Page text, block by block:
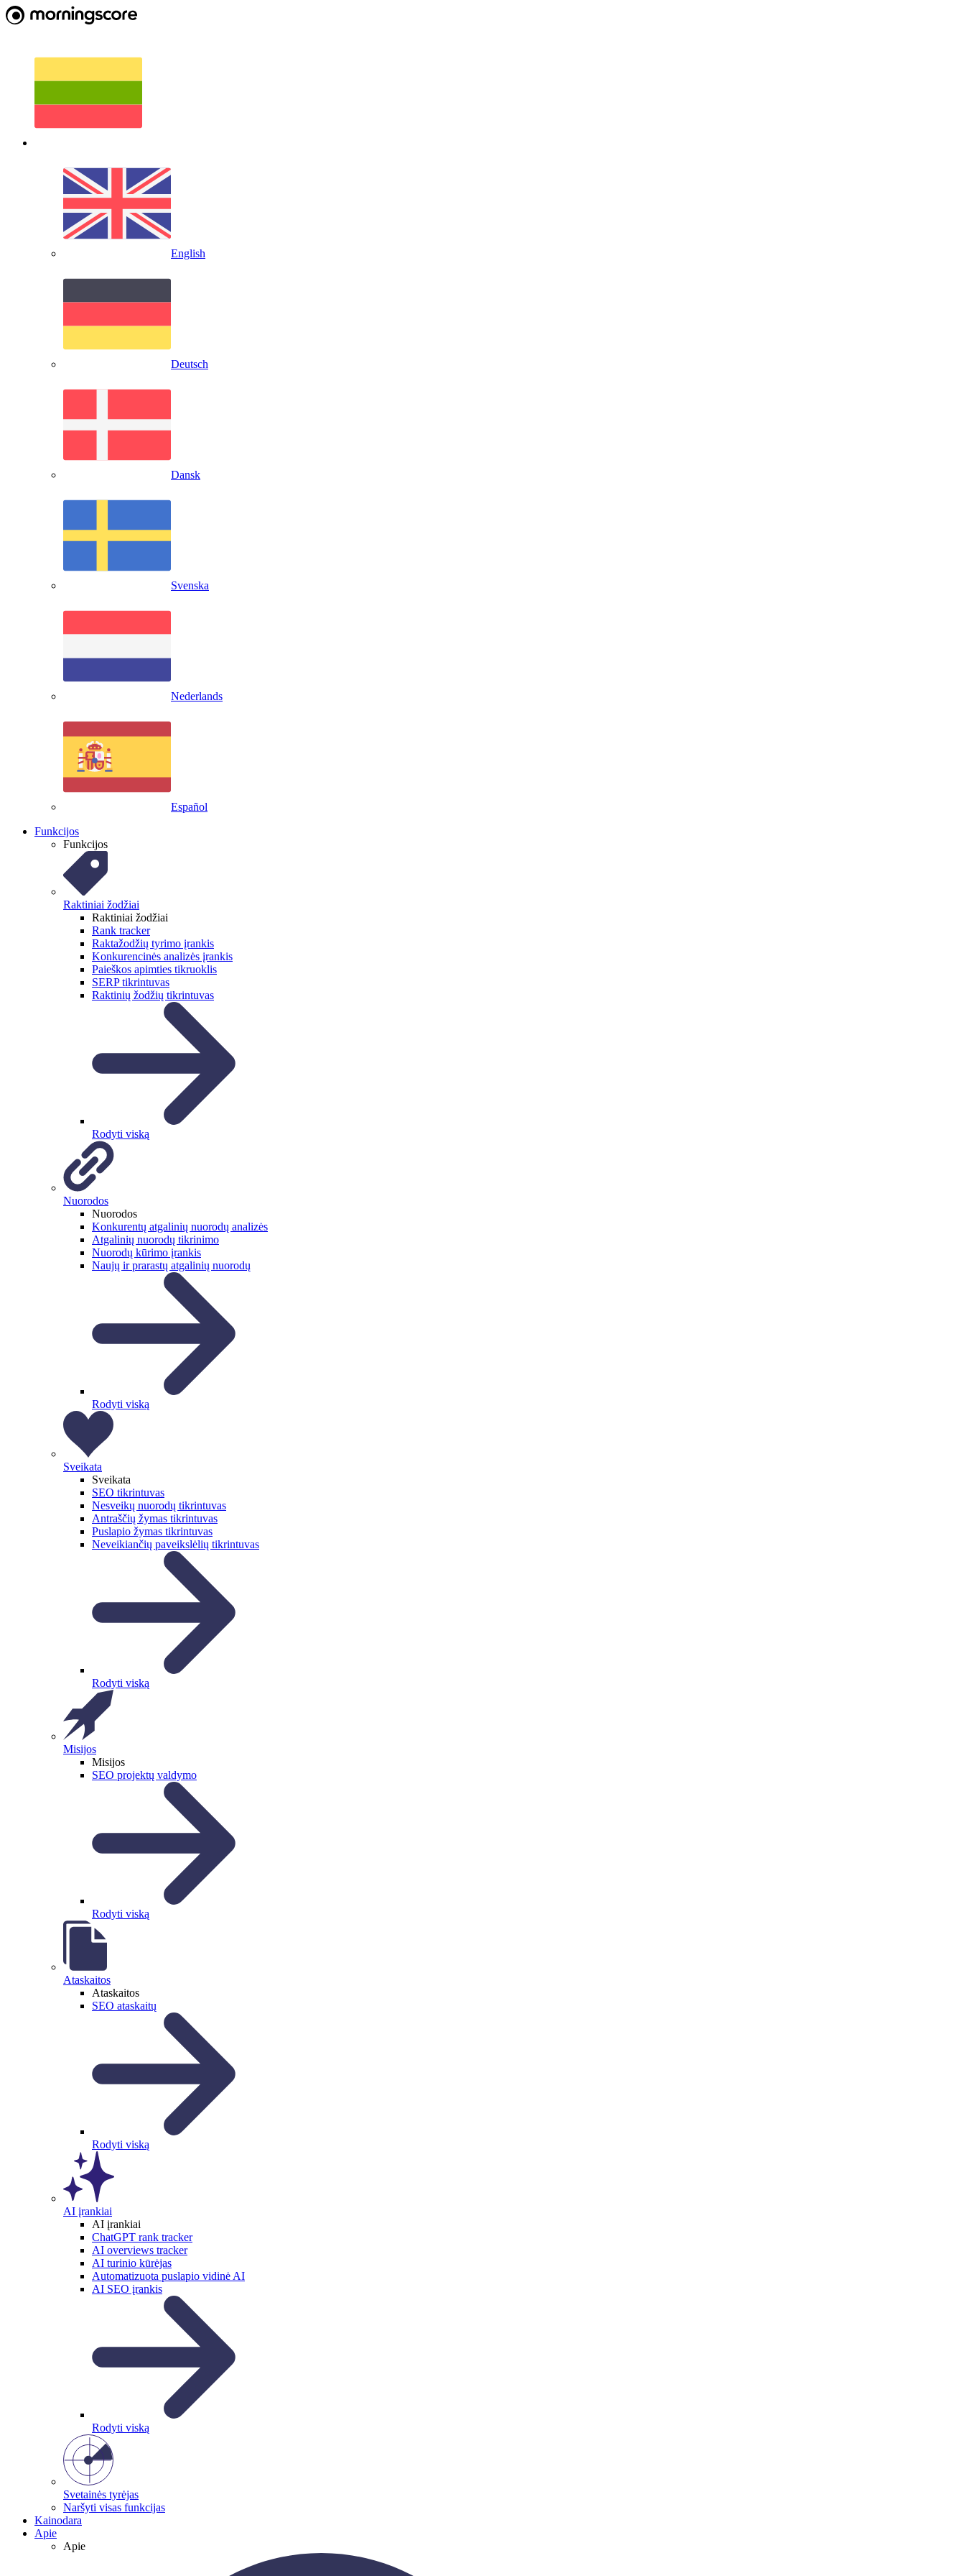
English
Deutsch
Dansk
Svenska
Nederlands
Español
Funkcijos
Funkcijos
Raktiniai žodžiai
Raktiniai žodžiai
Rank tracker
Raktažodžių tyrimo įrankis
Konkurencinės analizės įrankis
Paieškos apimties tikruoklis
SERP tikrintuvas
Raktinių žodžių tikrintuvas
Rodyti viską
Nuorodos
Nuorodos
Konkurentų atgalinių nuorodų analizės
Atgalinių nuorodų tikrinimo
Nuorodų kūrimo įrankis
Naujų ir prarastų atgalinių nuorodų
Rodyti viską
Sveikata
Sveikata
SEO tikrintuvas
Nesveikų nuorodų tikrintuvas
Antraščių žymas tikrintuvas
Puslapio žymas tikrintuvas
Neveikiančių paveikslėlių tikrintuvas
Rodyti viską
Misijos
Misijos
SEO projektų valdymo
Rodyti viską
Ataskaitos
Ataskaitos
SEO ataskaitų
Rodyti viską
AI įrankiai
AI įrankiai
ChatGPT rank tracker
AI overviews tracker
AI turinio kūrėjas
Automatizuota puslapio vidinė AI
AI SEO įrankis
Rodyti viską
Svetainės tyrėjas
Naršyti visas funkcijas
Kainodara
Apie
Apie